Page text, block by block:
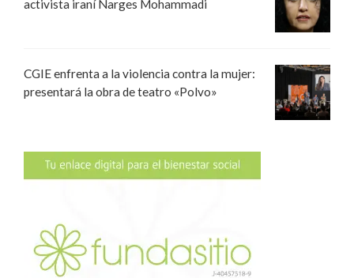
activista iraní Narges Mohammadi
CGIE enfrenta a la violencia contra la mujer:
presentará la obra de teatro «Polvo»